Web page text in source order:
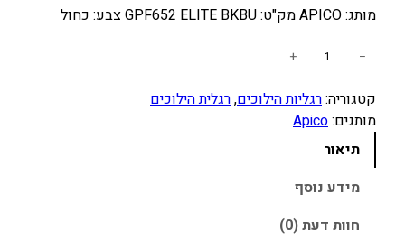
מותג: APICO מק"ט: GPF652 ELITE BKBU צבע: כחול
ו
ת
ל
−
+
קטגוריה:רגליות הילוכים, רגלית הילוכים
מותגים:Apico
תיאור
מידע נוסף
חוות דעת (0)